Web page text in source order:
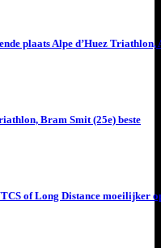
plaats Alpe d’Huez Triathlon,
Bram Smit (25e) beste
of Long Distance moeilijker